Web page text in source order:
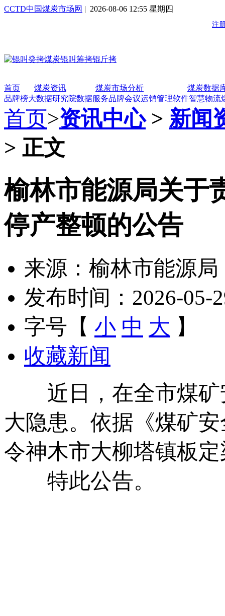
CCTD中国煤炭市场网 | 2026-08-06 12:55 星期四
首页 煤炭资讯 煤炭市场分析
煤炭数据
品牌榜大数据研究院数据服务品牌会议运销管理软件智慧物流
首页>资讯中心> 新闻
> 正文
榆林市能源局关于
停产整顿的公告
来源：榆林市能源局
发布时间：2026-05-
字号【 小 中 大 】
收藏新闻
近日，在全市煤矿
大隐患。依据《煤矿
令神木市大柳塔镇板
特此公告。